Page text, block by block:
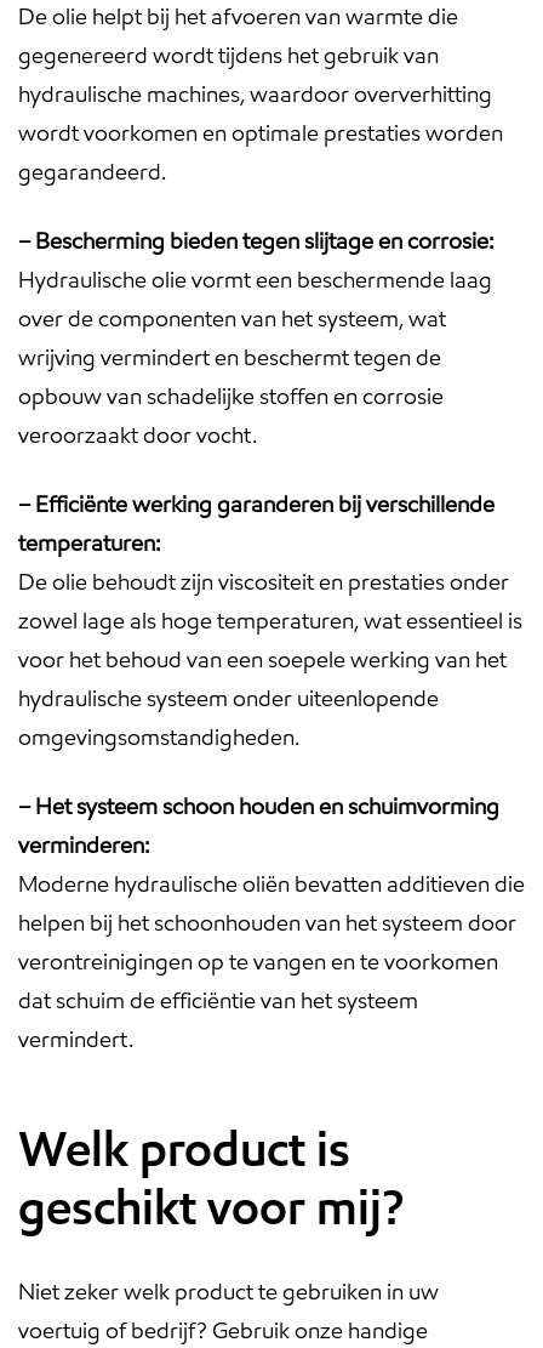
De olie helpt bij het afvoeren van warmte die
gegenereerd wordt tijdens het gebruik van
hydraulische machines, waardoor oververhitting
wordt voorkomen en optimale prestaties worden
gegarandeerd.
– Bescherming bieden tegen slijtage en corrosie:
Hydraulische olie vormt een beschermende laag
over de componenten van het systeem, wat
wrijving vermindert en beschermt tegen de
opbouw van schadelijke stoffen en corrosie
veroorzaakt door vocht.
– Efficiënte werking garanderen bij verschillende
temperaturen:
De olie behoudt zijn viscositeit en prestaties onder
zowel lage als hoge temperaturen, wat essentieel is
voor het behoud van een soepele werking van het
hydraulische systeem onder uiteenlopende
omgevingsomstandigheden.
– Het systeem schoon houden en schuimvorming
verminderen:
Moderne hydraulische oliën bevatten additieven die
helpen bij het schoonhouden van het systeem door
verontreinigingen op te vangen en te voorkomen
dat schuim de efficiëntie van het systeem
vermindert.
Welk product is
geschikt voor mij?
Niet zeker welk product te gebruiken in uw
voertuig of bedrijf? Gebruik onze handige